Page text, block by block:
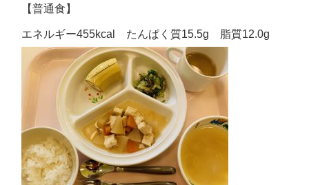
【普通食】
エネルギー455kcal たんぱく質15.5g 脂質12.0g